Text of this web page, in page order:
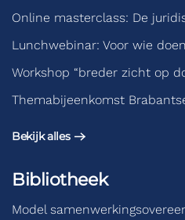
Online masterclass: De
Lunchwebinar: Voor wie
Workshop “breder zicht op
Themabijeenkomst
Bekijk alles
Bibliotheek
Model